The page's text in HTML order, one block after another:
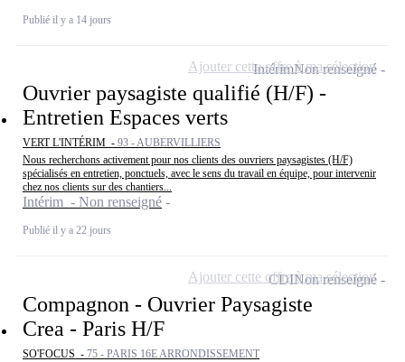
Publié il y a 14 jours
Ouvrier paysagiste qualifié (H/F) -
Entretien Espaces verts
VERT L'INTÉRIM - 93 - AUBERVILLIERS
Nous recherchons activement pour nos clients des ouvriers paysagistes (H/F)
spécialisés en entretien, ponctuels, avec le sens du travail en équipe, pour intervenir
chez nos clients sur des chantiers...
Intérim - Non renseigné
Publié il y a 22 jours
IntérimNon renseigné
Ajouter cette offre à ma sélection
Compagnon - Ouvrier Paysagiste
Crea - Paris H/F
SO'FOCUS - 75 - PARIS 16E ARRONDISSEMENT
CDINon renseigné
Ajouter cette offre à ma sélection